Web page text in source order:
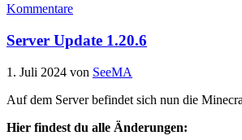
Kommentare
Server Update 1.20.6
1. Juli 2024 von SeeMA
Auf dem Server befindet sich nun die
Hier findest du alle Änderungen: